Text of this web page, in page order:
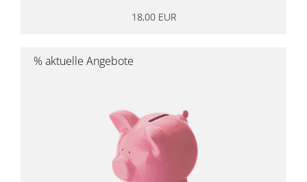
18,00 EUR
% aktuelle Angebote